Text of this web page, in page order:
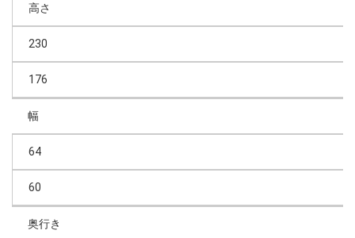
高さ
230
176
幅
64
60
奥行き